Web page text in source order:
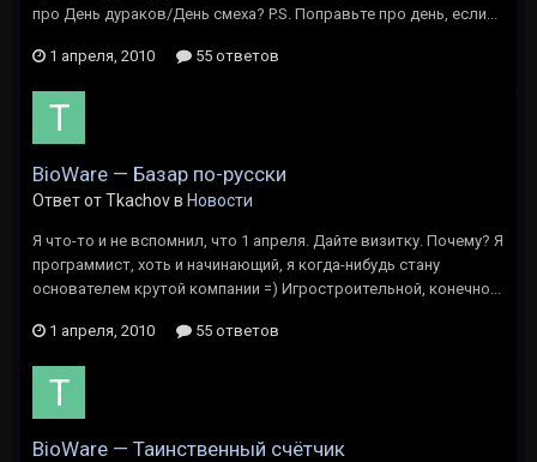
про День дураков/День смеха? P.S. Поправьте про день, если...
1 апреля, 2010 55 ответов
BioWare — Базар по-русски
Ответ от Tkachov в Новости
Я что-то и не вспомнил, что 1 апреля. Дайте визитку. Почему? Я
программист, хоть и начинающий, я когда-нибудь стану
основателем крутой компании =) Игростроительной, конечно...
1 апреля, 2010 55 ответов
BioWare — Таинственный счётчик